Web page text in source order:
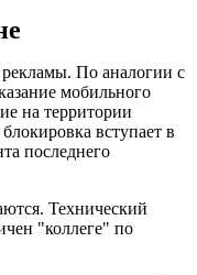
По аналогии с
мобильного
на территории
вступает в
последнего
Технический
"коллеге" по